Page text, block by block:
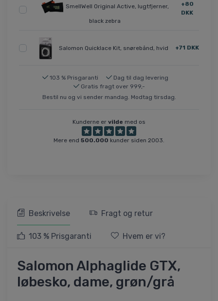
SmellWell Original Active, lugtfjerner,
black zebra
+80
DKK
Salomon Quicklace Kit, snørebånd, hvid +71 DKK
103 % Prisgaranti
Dag til dag levering
Gratis fragt over 999,-
Bestil nu og vi sender mandag. Modtag tirsdag.
Kunderne er vilde med os
Mere end 500.000 kunder siden 2003.
Beskrivelse Fragt og retur
103 % Prisgaranti Hvem er vi?
Salomon Alphaglide GTX,
løbesko, dame, grøn/grå